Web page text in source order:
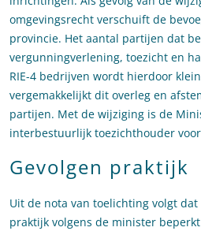
omgevingsrecht verschuift de
provincie. Het aantal partijen dat
vergunningverlening, toezicht en
RIE-4 bedrijven wordt hierdoor
vergemakkelijkt dit overleg en
partijen. Met de wijziging is de
interbestuurlijk toezichthouder
Gevolgen praktijk
Uit de nota van toelichting volgt dat
praktijk volgens de minister